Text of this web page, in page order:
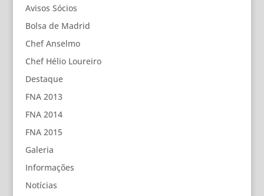
Avisos Sócios
Bolsa de Madrid
Chef Anselmo
Chef Hélio Loureiro
Destaque
FNA 2013
FNA 2014
FNA 2015
Galeria
Informações
Notícias